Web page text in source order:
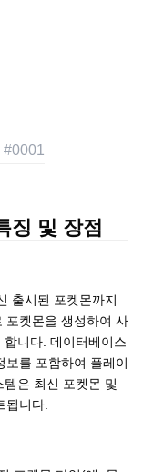
#0001
징 및 장점
출시된 포켓몬까지
포켓몬을 생성하여 사
니다. 데이터베이스
보를 포함하여 플레이
은 최신 포켓몬 및
됩니다.